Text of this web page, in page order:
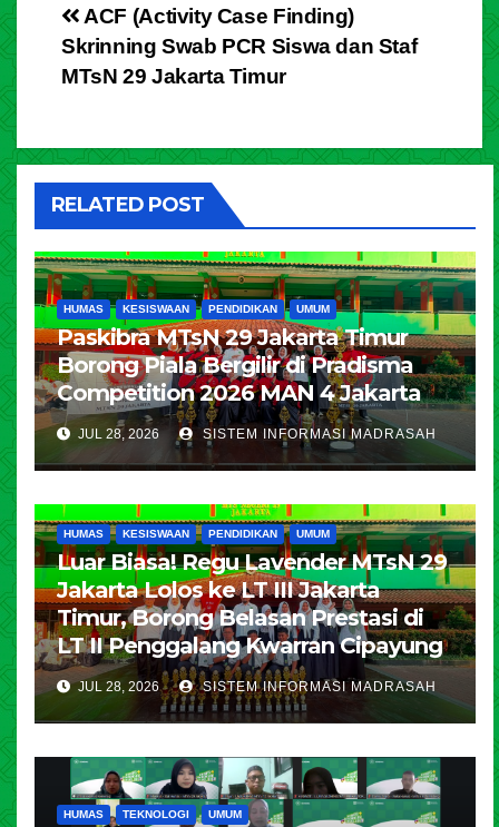
Post
navigation
ACF (Activity Case Finding)
Skrinning Swab PCR Siswa dan Staf
MTsN 29 Jakarta Timur
RELATED POST
HUMAS KESISWAAN PENDIDIKAN UMUM
Paskibra MTsN 29 Jakarta Timur
Borong Piala Bergilir di Pradisma
Competition 2026 MAN 4 Jakarta
JUL 28, 2026 SISTEM INFORMASI MADRASAH
HUMAS KESISWAAN PENDIDIKAN UMUM
Luar Biasa! Regu Lavender MTsN 29
Jakarta Lolos ke LT III Jakarta
Timur, Borong Belasan Prestasi di
LT II Penggalang Kwarran Cipayung
JUL 28, 2026 SISTEM INFORMASI MADRASAH
HUMAS TEKNOLOGI UMUM